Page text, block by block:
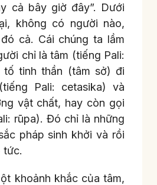
cả bây giờ đây”. Dưới
không có người nào,
cả. Cái chúng ta lầm
chỉ là tâm (tiếng Pali:
tinh thần (tâm sở) đi
Pali: cetasika) và
vật chất, hay còn gọi
rūpa). Đó chỉ là những
pháp sinh khởi và rồi
tức.
khoảnh khắc của tâm,